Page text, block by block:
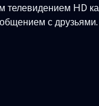
телевидением HD
с друзьями.